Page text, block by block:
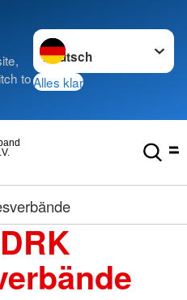
to
Sprache wechseln zu
Alles klar